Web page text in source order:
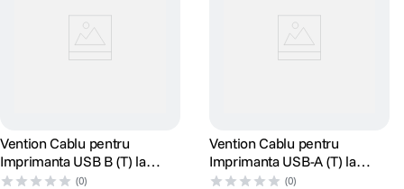
Vention Cablu pentru
Imprimanta USB B (T) la
USB-C (T) 480 Mbps 1.5m
(0)
Vention Cablu pentru
Imprimanta USB-A (T) la
USB-B (T) PVC 2m Negru
(0)